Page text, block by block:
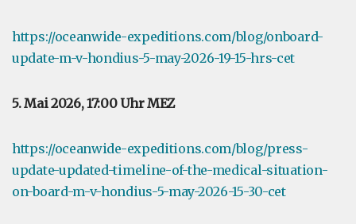
https://oceanwide-expeditions.com/blog/onboard-
update-m-v-hondius-5-may-2026-19-15-hrs-cet
5. Mai 2026, 17:00 Uhr MEZ
https://oceanwide-expeditions.com/blog/press-
update-updated-timeline-of-the-medical-situation-
on-board-m-v-hondius-5-may-2026-15-30-cet